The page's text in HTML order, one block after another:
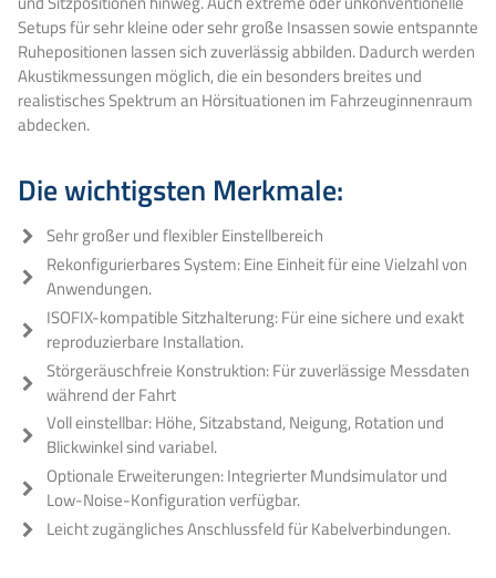
Setups für sehr kleine oder sehr große Insassen sowie entspannte
Ruhepositionen lassen sich zuverlässig abbilden. Dadurch werden
Akustikmessungen möglich, die ein besonders breites und
realistisches Spektrum an Hörsituationen im Fahrzeuginnenraum
abdecken.
Die wichtigsten Merkmale:
Sehr großer und flexibler Einstellbereich
Rekonfigurierbares System: Eine Einheit für eine Vielzahl von
Anwendungen.
ISOFIX-kompatible Sitzhalterung: Für eine sichere und exakt
reproduzierbare Installation.
Störgeräuschfreie Konstruktion: Für zuverlässige Messdaten
während der Fahrt
Voll einstellbar: Höhe, Sitzabstand, Neigung, Rotation und
Blickwinkel sind variabel.
Optionale Erweiterungen: Integrierter Mundsimulator und
Low-Noise-Konfiguration verfügbar.
Leicht zugängliches Anschlussfeld für Kabelverbindungen.